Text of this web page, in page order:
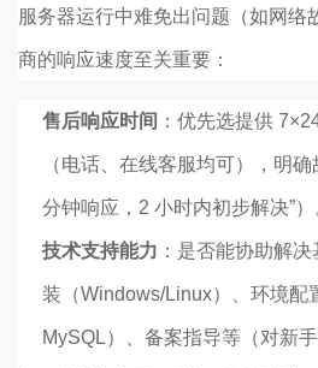
服务器运行中难免出问题（如网络
商的响应速度至关重要：
售后响应时间 ：优先选提供
（电话、在线客服均可），明
分钟响应，2 小时内初步解决”）
技术支持能力 ：是否能协助解
装（Windows/Linux）、环境配
MySQL）、备案指导等（对新手